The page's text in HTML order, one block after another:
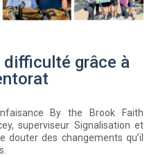
difficulté grâce à
By the Brook Faith
superviseur Signalisation et
douter des changements qu’il